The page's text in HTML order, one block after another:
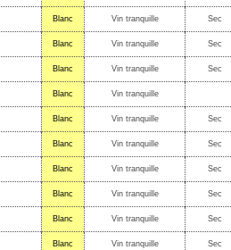
Blanc Vin tranquille Sec
Blanc Vin tranquille Sec
Blanc Vin tranquille Sec
Blanc Vin tranquille
Blanc Vin tranquille Sec
Blanc Vin tranquille Sec
Blanc Vin tranquille Sec
Blanc Vin tranquille Sec
Blanc Vin tranquille Sec
Blanc Vin tranquille Sec